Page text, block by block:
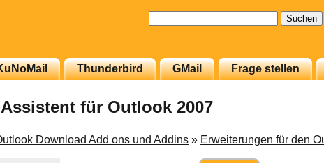
Thunderbird GMail Frage stellen
für Outlook 2007
Download Add ons und Addins » Erweiterungen für den